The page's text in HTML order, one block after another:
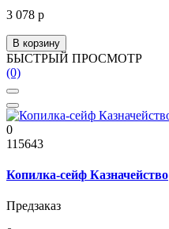
3 078 р
В корзину
БЫСТРЫЙ ПРОСМОТР
(0)
0
115643
Копилка-сейф Казначейство
Предзаказ